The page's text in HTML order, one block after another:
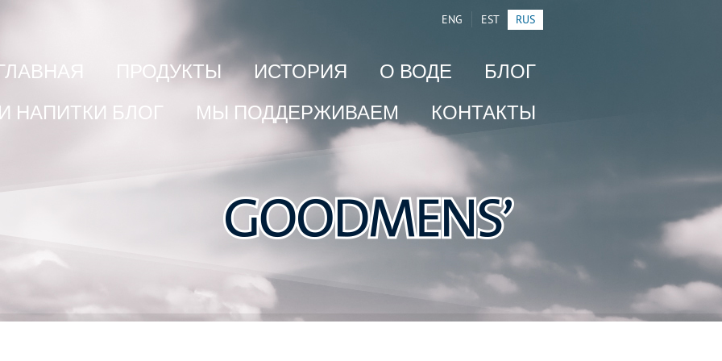
ПРОДУКТЫ ИСТОРИЯ О ВОДЕ
БЛОГ
НАПИТКИ БЛОГ
МЫ ПОДДЕРЖИВАЕМ КОНТАКТЫ
ENG EST RUS